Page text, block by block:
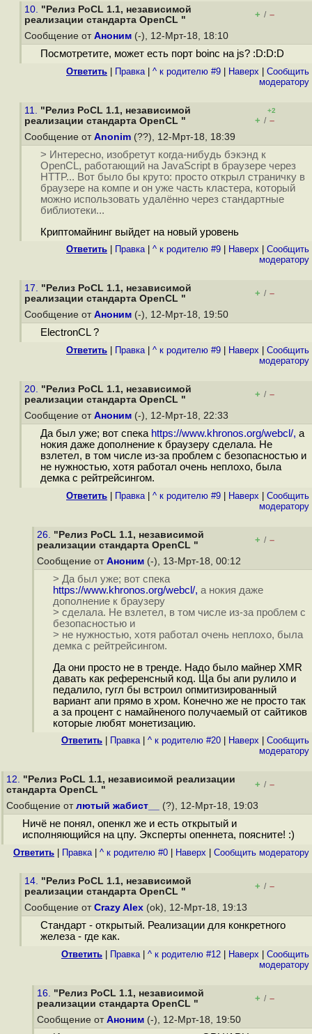
10. "Релиз PoCL 1.1, независимой
реализации стандарта OpenCL "
+ / –
Сообщение от Аноним (-), 12-Мрт-18, 18:10
Посмотретите, может есть порт boinc на js? :D:D:D
Ответить Правка| ^ к родителю #9 Наверх
Cообщить
модератору
11. "Релиз PoCL 1.1, независимой
реализации стандарта OpenCL "
+2
+ / –
Сообщение от Anonim (??), 12-Мрт-18, 18:39
> Интересно, изобретут когда-нибудь бэкэнд к
OpenCL, работающий на JavaScript в браузере через
HTTP... Вот было бы круто: просто открыл страничку в
браузере на компе и он уже часть кластера, который
можно использовать удалённо через стандартные
библиотеки...
Криптомайнинг выйдет на новый уровень
Ответить Правка| ^ к родителю #9 Наверх
Cообщить
модератору
17. "Релиз PoCL 1.1, независимой
реализации стандарта OpenCL "
+ / –
Сообщение от Аноним (-), 12-Мрт-18, 19:50
ElectronCL ?
Ответить Правка| ^ к родителю #9 Наверх
Cообщить
модератору
20. "Релиз PoCL 1.1, независимой
реализации стандарта OpenCL "
+ / –
Сообщение от Аноним (-), 12-Мрт-18, 22:33
Да был уже; вот спека https://www.khronos.org/webcl/, а
нокия даже дополнение к браузеру сделала. Не
взлетел, в том числе из-за проблем с безопасностью и
не нужностью, хотя работал очень неплохо, была
демка с рейтрейсингом.
Ответить Правка| ^ к родителю #9 Наверх
Cообщить
модератору
26. "Релиз PoCL 1.1, независимой
реализации стандарта OpenCL "
+ / –
Сообщение от Аноним (-), 13-Мрт-18, 00:12
> Да был уже; вот спека
https://www.khronos.org/webcl/, а нокия даже
дополнение к браузеру
> сделала. Не взлетел, в том числе из-за проблем с
безопасностью и
> не нужностью, хотя работал очень неплохо, была
демка с рейтрейсингом.
Да они просто не в тренде. Надо было майнер XMR
давать как референсный код. Ща бы апи рулило и
педалило, гугл бы встроил опмитизированный
вариант апи прямо в хром. Конечно же не просто так
а за процент с намайненого получаемый от сайтиков
которые любят монетизацию.
Ответить Правка| ^ к родителю #20 Наверх
Cообщить
модератору
12. "Релиз PoCL 1.1, независимой реализации
стандарта OpenCL "
+ / –
Сообщение от лютый жабист__ (?), 12-Мрт-18, 19:03
Ничё не понял, опенкл же и есть открытый и
исполняющийся на цпу. Эксперты опеннета, поясните! :)
Ответить Правка| ^ к родителю #0 Наверх Cообщить модератору
14. "Релиз PoCL 1.1, независимой
реализации стандарта OpenCL "
+ / –
Сообщение от Crazy Alex (ok), 12-Мрт-18, 19:13
Стандарт - открытый. Реализации для конкретного
железа - где как.
Ответить Правка| ^ к родителю #12 Наверх
Cообщить
модератору
16. "Релиз PoCL 1.1, независимой
реализации стандарта OpenCL "
+ / –
Сообщение от Аноним (-), 12-Мрт-18, 19:50